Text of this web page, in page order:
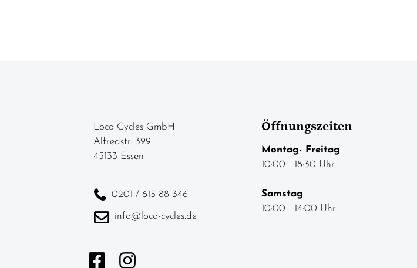
Loco Cycles GmbH
Alfredstr. 399
45133 Essen
0201 / 615 88 346
info@loco-cycles.de
Öffnungszeiten
Montag- Freitag
10:00 - 18:30 Uhr
Samstag
10:00 - 14:00 Uhr